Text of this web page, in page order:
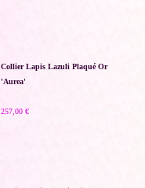
Collier Lapis Lazuli Plaqué Or
'Aurea'
257,00 €